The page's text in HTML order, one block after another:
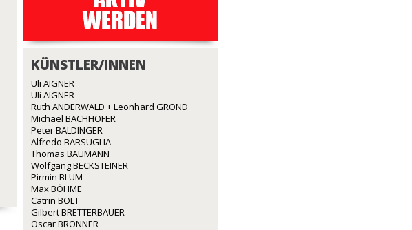
KÜNSTLER/INNEN
Uli AIGNER
Uli AIGNER
Ruth ANDERWALD + Leonhard GROND
Michael BACHHOFER
Peter BALDINGER
Alfredo BARSUGLIA
Thomas BAUMANN
Wolfgang BECKSTEINER
Pirmin BLUM
Max BÖHME
Catrin BOLT
Gilbert BRETTERBAUER
Oscar BRONNER